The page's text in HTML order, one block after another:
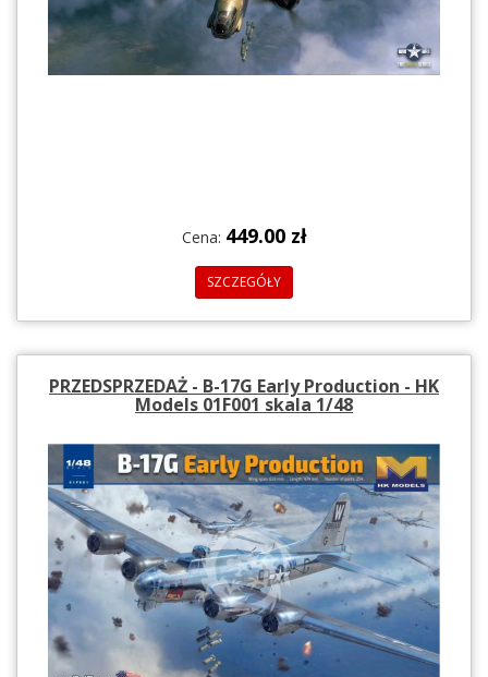
Cena: 449.00 zł
SZCZEGÓŁY
PRZEDSPRZEDAŻ - B-17G Early Production - HK
Models 01F001 skala 1/48